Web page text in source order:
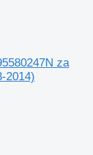
za
2014)